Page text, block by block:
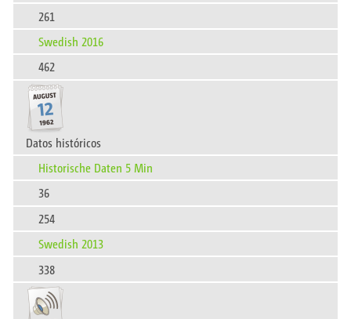
261
Swedish 2016
462
Datos históricos
Historische Daten 5 Min
36
254
Swedish 2013
338